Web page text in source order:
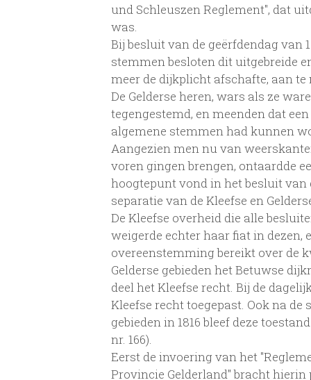
und Schleuszen Reglement", dat
was.
Bij besluit van de geërfdendag van
stemmen besloten dit uitgebreide
meer de dijkplicht afschafte, aan te
De Gelderse heren, wars als ze
tegengestemd, en meenden dat
algemene stemmen had kunnen
Aangezien men nu van
voren gingen brengen, ontaardde
hoogtepunt vond in het besluit van
separatie van de Kleefse en
De Kleefse overheid die alle
weigerde echter haar fiat in dezen,
overeenstemming bereikt over de
Gelderse gebieden het Betuwse
deel het Kleefse recht. Bij de
Kleefse recht toegepast. Ook na
gebieden in 1816 bleef deze
nr. 166).
Eerst de invoering van het
Provincie Gelderland" bracht